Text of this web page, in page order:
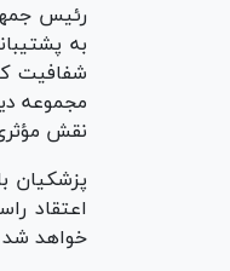
رئیس
به
شفافیت
مجموعه
نقش
پزشکیان
اعتقاد
خواهد شد